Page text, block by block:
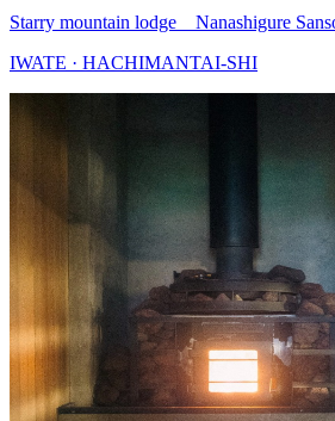
Starry mountain lodge Nanashigure
IWATE · HACHIMANTAI-SHI